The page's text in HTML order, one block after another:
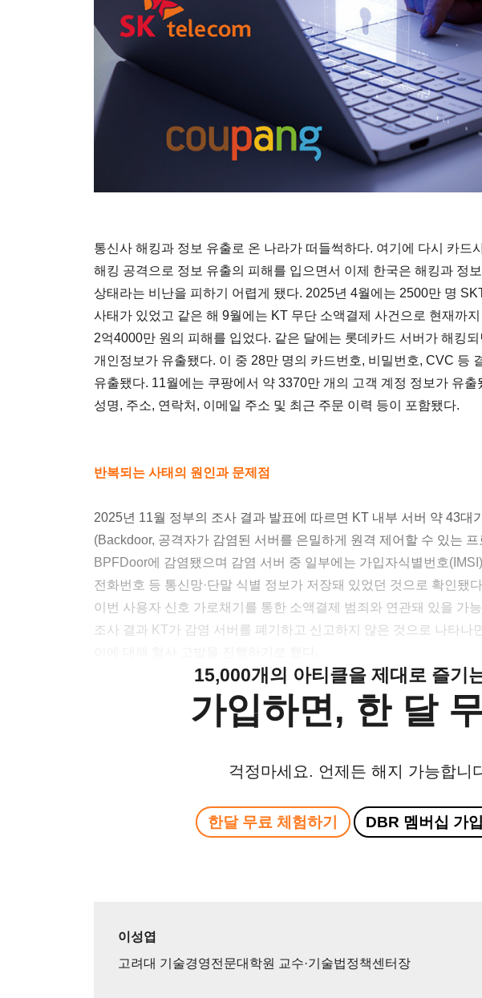
통신사 해킹과 정보 유출로 온 나라가 떠들썩하다. 여기에 다시 카드
해킹 공격으로 정보 유출의 피해를 입으면서 이제 한국은 해킹과 정
상태라는 비난을 피하기 어렵게 됐다. 2025년 4월에는 2500만 명
사태가 있었고 같은 해 9월에는 KT 무단 소액결제 사건으로 현재까
2억4000만 원의 피해를 입었다. 같은 달에는 롯데카드 서버가 해킹
개인정보가 유출됐다. 이 중 28만 명의 카드번호, 비밀번호, CVC 등
유출됐다. 11월에는 쿠팡에서 약 3370만 개의 고객 계정 정보가 유출
성명, 주소, 연락처, 이메일 주소 및 최근 주문 이력 등이 포함됐다.
반복되는 사태의 원인과 문제점
2025년 11월 정부의 조사 결과 발표에 따르면 KT 내부 서버 약 43대
(Backdoor, 공격자가 감염된 서버를 은밀하게 원격 제어할 수 있는 프
BPFDoor에 감염됐으며 감염 서버 중 일부에는 가입자식별번호
전화번호 등 통신망·단말 식별 정보가 저장돼 있었던 것으로 확인됐
이번 사용자 신호 가로채기를 통한 소액결제 범죄와 연관돼 있을 가
조사 결과 KT가 감염 서버를 폐기하고 신고하지 않은 것으로 나타나
15,000개의 아티클을 제대로 즐기
가입하면, 한 달
걱정마세요. 언제든 해지 가능합니
한달 무료 체험하기 DBR 멤버십 가입
이성엽
고려대 기술경영전문대학원 교수·기술법정책센터장